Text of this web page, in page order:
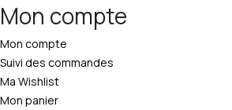
Mon compte
Mon compte
Suivi des commandes
Ma Wishlist
Mon panier